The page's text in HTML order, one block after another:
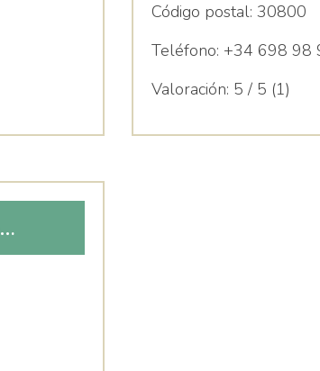
Código postal: 30800
Teléfono: +34 698 98
Valoración: 5 / 5 (1)